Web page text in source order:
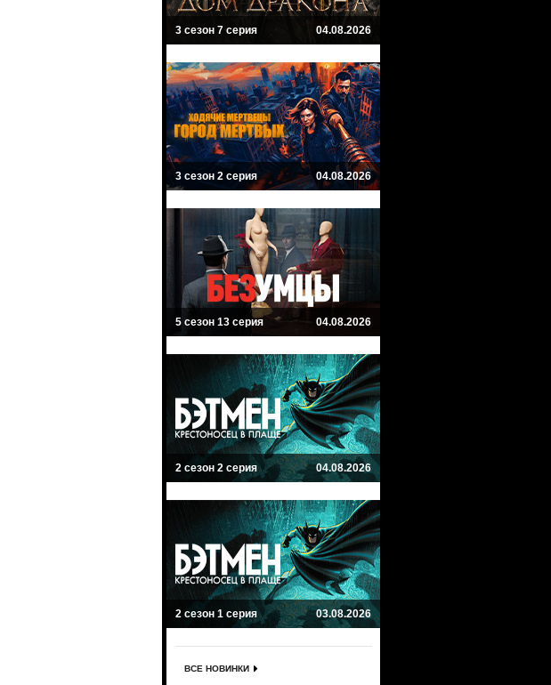
3 сезон 7 серия 04.08.2026
3 сезон 2 серия 04.08.2026
5 сезон 13 серия 04.08.2026
2 сезон 2 серия 04.08.2026
2 сезон 1 серия 03.08.2026
ВСЕ НОВИНКИ